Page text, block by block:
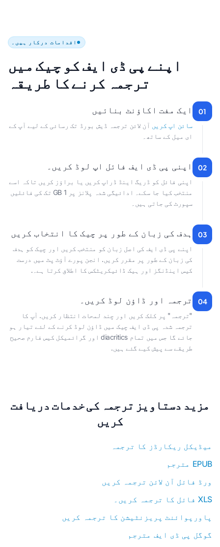
اقدامات درکار ہیں۔
اپنے پی ڈی ایف کو چیک میں
ترجمہ کرنے کا طریقہ
01 ایک مفت اکاؤنٹ بنائیں
سائن اپ کریں آن لائن ترجمہ ڈیش بورڈ تک رسائی کے لیے آپ کے
ای میل کے ساتھ۔
02 اپنی پی ڈی ایف فائل اپ لوڈ کریں۔
اپنی فائل کو ڈریگ اینڈ ڈراپ کریں یا براؤز کریں تاکہ اسے
منتخب کیا جا سکے۔ ادائیگی شدہ پلانز پر 1 GB تک کی فائلیں
سپورٹ کی جاتی ہیں۔
03 ہدف کی زبان کے طور پر چیک کا انتخاب کریں
اپنے پی ڈی ایف کی اصل زبان کو منتخب کریں اور چیک کو ہدف
کی زبان کے طور پر مقرر کریں. انجن پورے آؤٹ پٹ میں درست
کیس اینڈنگز اور ہیک ڈائیکریٹکس کا اطلاق کرتا ہے۔.
04 ترجمہ اور ڈاؤن لوڈ کریں۔
"ترجمہ" پر کلک کریں اور چند لمحات انتظار کریں. آپ کا
ترجمہ شدہ پی ڈی ایف چیک میں ڈاؤن لوڈ کرنے کے لئے تیار ہو
جائے گا جس میں تمام diacritics اور گرائمیکل کیس فارم صحیح
طریقے سے پیش کیے گئے ہیں.
مزید دستاویز ترجمہ کی خدمات دریافت
کریں
میڈیکل ریکارڈز کا ترجمہ
EPUB مترجم
ورڈ فائل آن لائن ترجمہ کریں
XLS فائل کا ترجمہ کریں۔
پاورپوائنٹ پریزنٹیشن کا ترجمہ کریں
گوگل پی ڈی ایف مترجم